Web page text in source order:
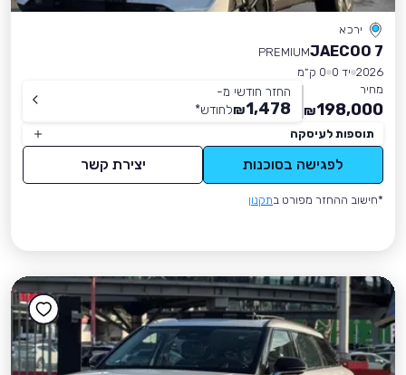
ירכא
JAECOO 7
PREMIUM
2026 יד 0
0 ק״מ
מחיר
198,000
₪
החזר חודשי מ-
1,478
₪לחודש*
תוספות לעיסקה
לפגישה בסוכנות יצירת קשר
*חישוב ההחזר מפורט בתקנון